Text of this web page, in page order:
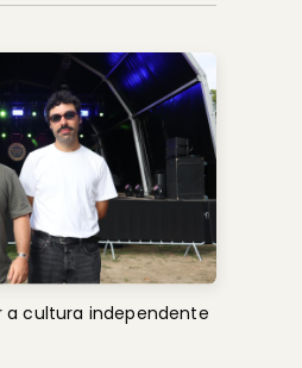
a cultura independente